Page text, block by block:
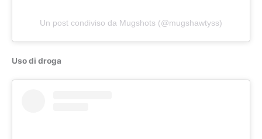
Un post condiviso da Mugshots (@mugshawtyss)
Uso di droga